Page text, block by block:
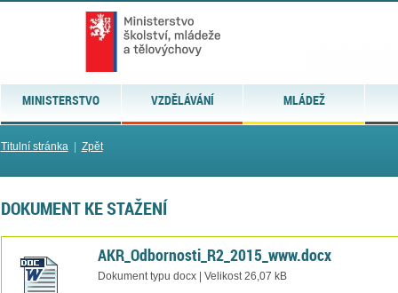
MINISTERSTVO VZDĚLÁVÁNÍ MLÁDEŽ
Titulní stránka| Zpět
DOKUMENT KE STAŽENÍ
AKR_Odbornosti_R2_2015_www.docx
Dokument typu docx | Velikost 26,07 kB